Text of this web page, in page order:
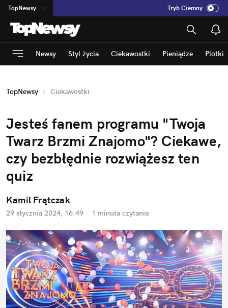
TopNewsy
na:Temat
INN:Poland
ASZ:dziennik
dad:HERO
Tryb Ciemny
Newsy Styl życia Ciekawostki Pieniądze Plotki
TopNewsy Ciekawostki
Jesteś fanem programu "Twoja
Twarz Brzmi Znajomo"? Ciekawe,
czy bezbłędnie rozwiążesz ten
quiz
Kamil Frątczak
29 stycznia 2024, 16:49 · 1 minuta czytania